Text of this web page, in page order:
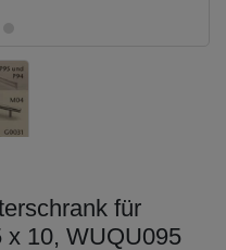
für
x 10, WUQU095